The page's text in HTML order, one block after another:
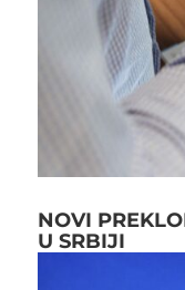
NOVI
U SRBIJI